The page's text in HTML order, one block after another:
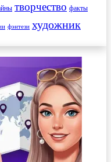
творчество факты
фэнтези художник